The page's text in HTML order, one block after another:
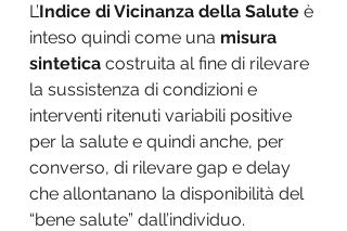
L’Indice di Vicinanza della Salute è
inteso quindi come una misura
sintetica costruita al fine di rilevare
la sussistenza di condizioni e
interventi ritenuti variabili positive
per la salute e quindi anche, per
converso, di rilevare gap e delay
che allontanano la disponibilità del
“bene salute” dall’individuo.